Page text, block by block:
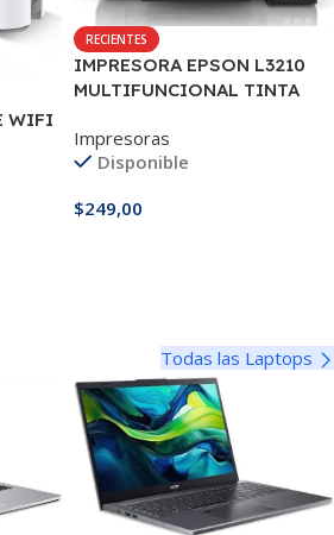
WIFI
RECIENTES
IMPRESORA EPSON L3210
MULTIFUNCIONAL TINTA
Impresoras
Disponible
$249,00
Todas las Laptops